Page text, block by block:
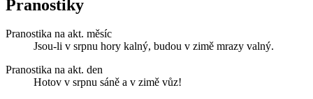
Pranostiky
Pranostika na akt. měsíc
Jsou-li v srpnu hory kalný, budou v zimě mrazy valný.
Pranostika na akt. den
Hotov v srpnu sáně a v zimě vůz!